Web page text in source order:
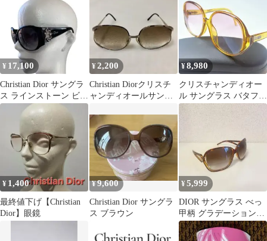
¥ 17,100
Christian Dior サングラ
ス ラインストーン ビジ
ュー ブラック 箱
¥2,200
Christian Diorクリスチ
ャンディオールサング
¥8,980
クリスチャンディオー
ル サングラス バタフラ
イ型 CD ロゴ Y2K 90s
¥ 1,400
最終値下げ【Christian
Dior】眼鏡
¥9,600
Christian Dior サングラ
ス ブラウン
¥5,999
DIOR サングラス べっ
甲柄 グラデーションレ
ンズ